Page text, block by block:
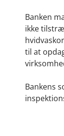
Banken
ikke
til at
Bankens